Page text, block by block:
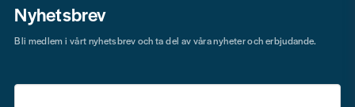
Nyhetsbrev
Bli medlem i vårt nyhetsbrev och ta del av våra nyheter och erbjudande.